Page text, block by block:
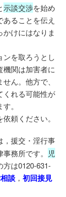
示談交渉を始め
ることを伝え
けにはなりま
ンを取ろうとし
機関は加害者に
ん。他方で、
くれる可能性が
。
頼ください。
，援交・淫行事
務所です。
児
は0120-631-
談 ，初回接見